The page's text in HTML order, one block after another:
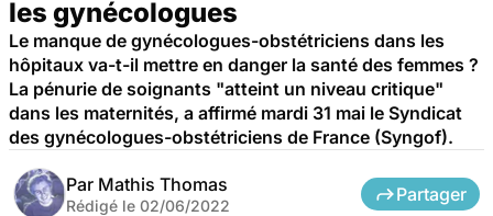
les gynécologues
Le manque de gynécologues-obstétriciens dans les
hôpitaux va-t-il mettre en danger la santé des femmes ?
La pénurie de soignants "atteint un niveau critique"
dans les maternités, a affirmé mardi 31 mai le Syndicat
des gynécologues-obstétriciens de France (Syngof).
Par Mathis Thomas
Rédigé le 02/06/2022
Partager